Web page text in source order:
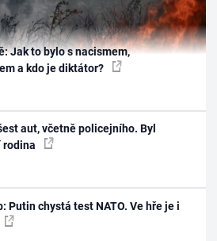
Jak to bylo s nacismem,
a kdo je diktátor?
aut, včetně policejního. Byl
rodina
Putin chystá test NATO. Ve hře je i